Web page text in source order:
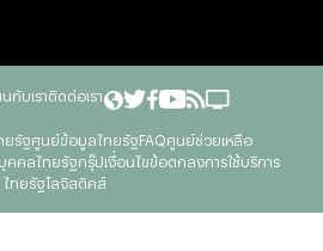
กับเราติดต่อเรา
ยรัฐศูนย์ข้อมูลไทยรัฐFAQศูนย์ช่วยเหลือ
คคลไทยรัฐกรุ๊ปเงื่อนไขข้อตกลงการใช้บริการ
ไทยรัฐโลจิสติคส์